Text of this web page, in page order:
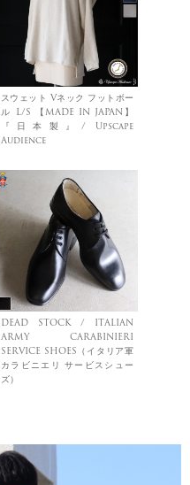
スウェット Vネック フットボー
ル L/S 【MADE IN JAPAN】
『日本製』/ Upscape
Audience
DEAD STOCK / ITALIAN
ARMY CARABINIERI
SERVICE SHOES（イタリア軍
カラビニエリ サービスシュー
ズ）